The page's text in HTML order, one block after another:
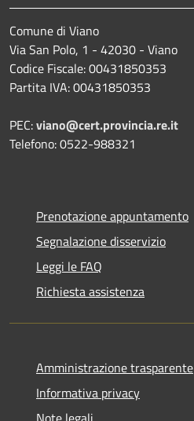
Comune di Viano
Via San Polo, 1 - 42030 - Viano
Codice Fiscale: 00431850353
Partita IVA: 00431850353
PEC:viano@cert.provincia.re.it
Telefono: 0522-988321
Prenotazione appuntamento
Segnalazione disservizio
Leggi le FAQ
Richiesta assistenza
Amministrazione trasparente
Informativa privacy